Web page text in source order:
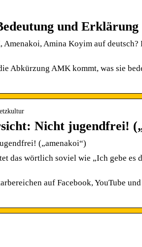
und
Amina Koyim auf
Abkürzung AMK kommt, was sie
Nicht jugendfrei!
(„amenakoi“)
das wörtlich soviel wie „Ich gebe
auf Facebook, YouTube